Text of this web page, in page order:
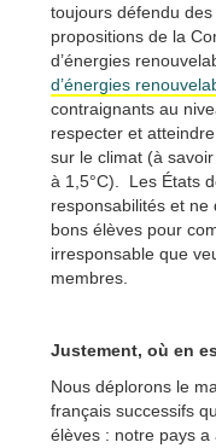
toujours défendu
propositions de la
d’énergies
d’énergies
contraignants au
respecter et
sur le climat (à
à 1,5°C). Les États
responsabilités et
bons élèves pour
irresponsable que
membres.
Justement, où en
Nous déplorons le
français successifs
élèves : notre pays